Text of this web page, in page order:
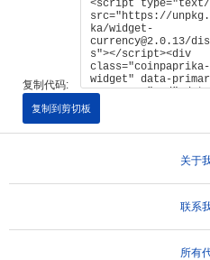
复制代码:
复制到剪切板
关于
联系
所有